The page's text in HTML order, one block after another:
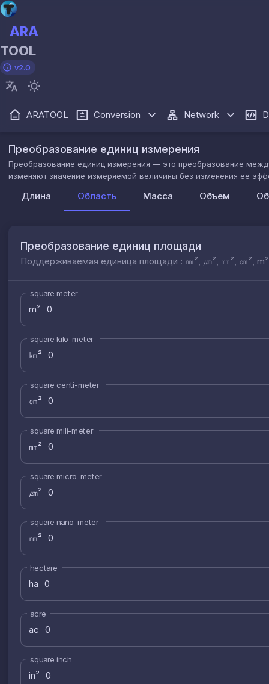
ARA
TOOL
v2.0
ARATOOL Conversion Network
Преобразование единиц измерения
Преобразование единиц измерения — это преобразование
изменяют значение измеряемой величины без изменения ее
Длина Область Масса Объем
Преобразование единиц площади
Поддерживаемая единица площади : ㎚², ㎛², ㎜², ㎝²,
square meter
m²
square kilo-meter
㎞²
square centi-meter
㎝²
square mili-meter
㎜²
square micro-meter
㎛²
square nano-meter
㎚²
hectare
ha
acre
ac
square inch
in²